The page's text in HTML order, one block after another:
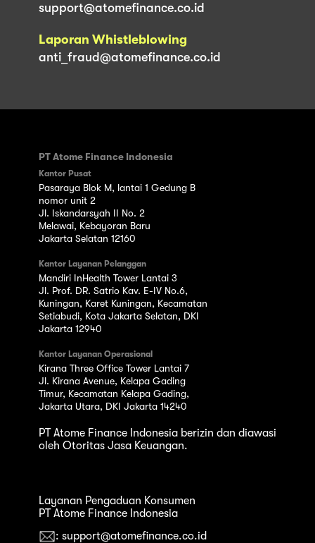
support@atomefinance.co.id
Laporan Whistleblowing
anti_fraud@atomefinance.co.id
PT Atome Finance Indonesia
Kantor Pusat
Pasaraya Blok M, lantai 1 Gedung B
nomor unit 2
Jl. Iskandarsyah II No. 2
Melawai, Kebayoran Baru
Jakarta Selatan 12160
Kantor Layanan Pelanggan
Mandiri InHealth Tower Lantai 3
Jl. Prof. DR. Satrio Kav. E-IV No.6,
Kuningan, Karet Kuningan, Kecamatan
Setiabudi, Kota Jakarta Selatan, DKI
Jakarta 12940
Kantor Layanan Operasional
Kirana Three Office Tower Lantai 7
Jl. Kirana Avenue, Kelapa Gading
Timur, Kecamatan Kelapa Gading,
Jakarta Utara, DKI Jakarta 14240
PT Atome Finance Indonesia berizin dan diawasi
oleh Otoritas Jasa Keuangan.
Layanan Pengaduan Konsumen
PT Atome Finance Indonesia
: support@atomefinance.co.id